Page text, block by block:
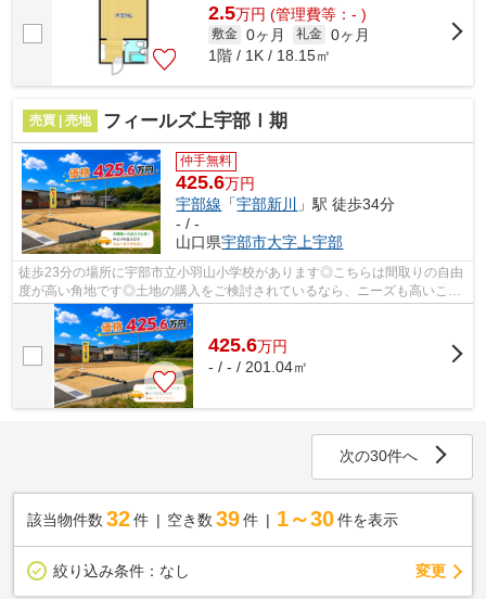
2.5万円 (管理費等：- )
敷金 0ヶ月 礼金 0ヶ月
1階 / 1K / 18.15㎡
売買 | 売地 フィールズ上宇部Ⅰ期
仲手無料
425.6万円
宇部線 「宇部新川
」駅 徒歩34分
- / -
山口県宇部市大字上宇部
徒歩23分の場所に宇部市立小羽山小学校があります◎こちらは間取りの自由
度が高い角地です◎土地の購入をご検討されているなら、ニーズも高いこち
らの売地はいかがでしょうか◎こちらの土...
425.6万円
- / - / 201.04㎡
次の30件へ
該当物件数 32件 空き数 39 件 1～30 件を表示
絞り込み条件： なし 変更